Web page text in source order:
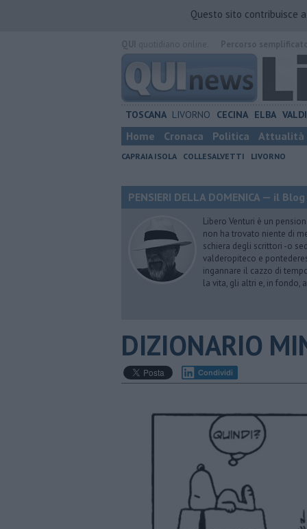
Questo sito contribuisce
TOSCANA LIVORNO CECINA ELBA
Home Cronaca Politica Attualità
CAPRAIA ISOLA COLLESALVETTI LIVORNO
PENSIERI DELLA DOMENICA — il
Libero Venturi è un
non ha trovato niente di
schiera degli scrittori -o
valderopiteco e
ingannare il cazzo di
la vita, gli altri e, in fondo,
DIZIONARIO
Condividi